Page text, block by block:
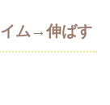
ム→伸ばす